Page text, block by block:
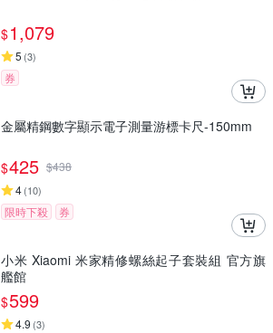
$1,079
5 (3)
券
金屬精鋼數字顯示電子測量游標卡尺-150mm
$425 $438
4(10)
限時下殺 券
小米 Xiaomi 米家精修螺絲起子套裝組 官方旗
艦館
$599
4.9 (3)